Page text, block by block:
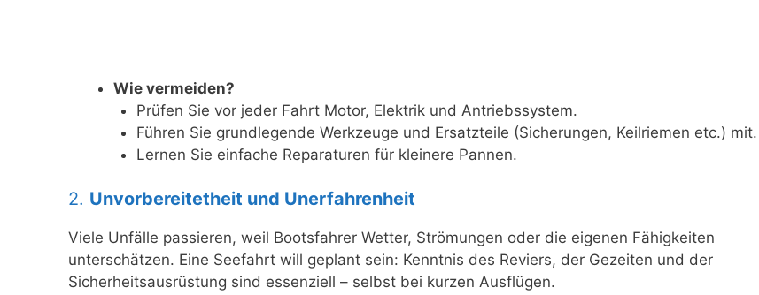
Wie vermeiden?
Prüfen Sie vor jeder Fahrt Motor, Elektrik und Antriebssystem.
Führen Sie grundlegende Werkzeuge und Ersatzteile (Sicherungen, Keilriemen etc.) mit.
Lernen Sie einfache Reparaturen für kleinere Pannen.
2. Unvorbereitetheit und Unerfahrenheit
Viele Unfälle passieren, weil Bootsfahrer Wetter, Strömungen oder die eigenen Fähigkeiten
unterschätzen. Eine Seefahrt will geplant sein: Kenntnis des Reviers, der Gezeiten und der
Sicherheitsausrüstung sind essenziell – selbst bei kurzen Ausflügen.